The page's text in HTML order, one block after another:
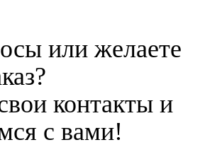
или желаете
контакты и
с вами!